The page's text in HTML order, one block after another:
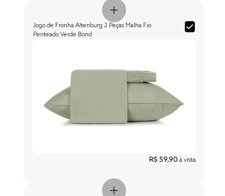
Jogo de Fronha Altenburg 2 Peças Malha Fio
Penteado Verde Bond
R$ 59,90 à vista